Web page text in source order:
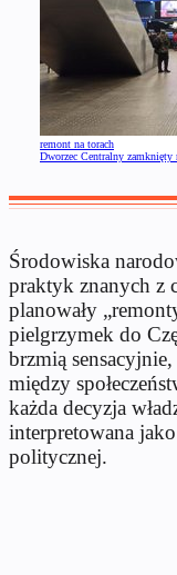
remont na torach
Dworzec Centralny zamknięty
Środowiska
praktyk znanych z
planowały
pielgrzymek do
brzmią
między
każda decyzja
interpretowana
politycznej.